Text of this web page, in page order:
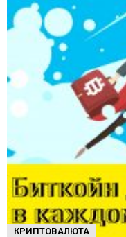
КРИПТОВАЛЮТА